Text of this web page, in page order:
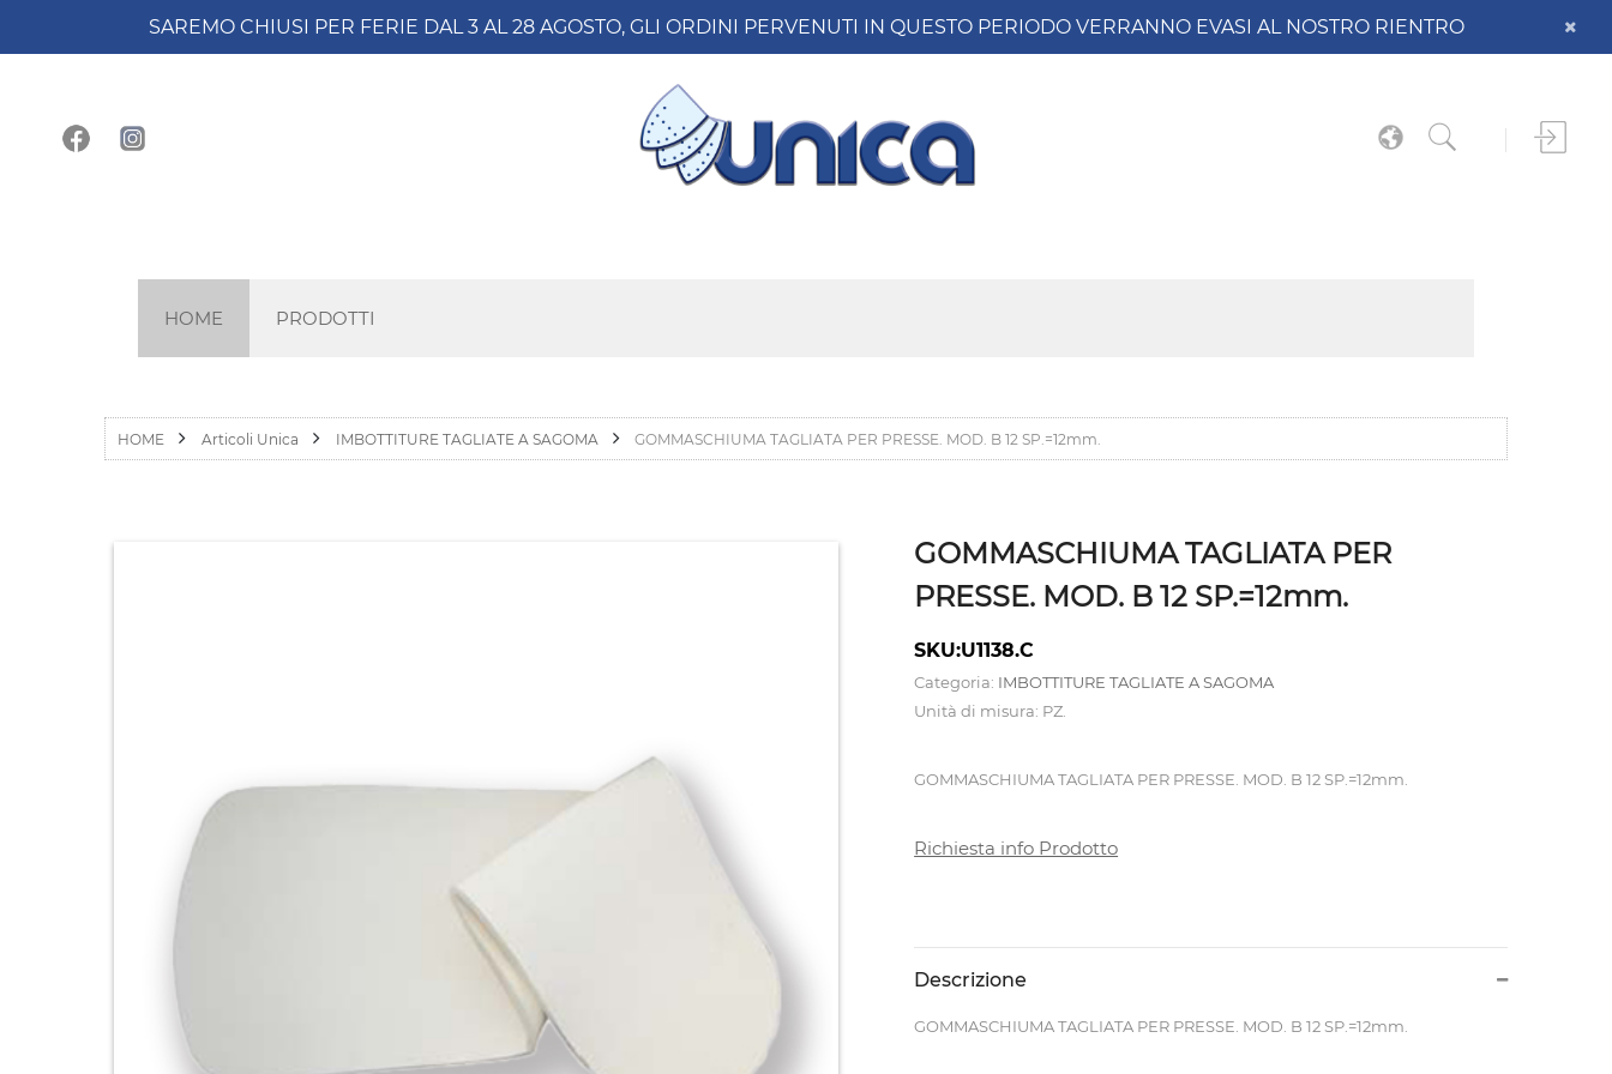
SAREMO CHIUSI PER FERIE DAL 3 AL 28 AGOSTO, GLI ORDINI PERVENUTI IN QUESTO PERIODO VERRANNO EVASI AL NOSTRO RIENTRO
HOME PRODOTTI
HOME Articoli Unica IMBOTTITURE TAGLIATE A SAGOMA GOMMASCHIUMA TAGLIATA PER PRESSE. MOD. B 12 SP.=12mm.
GOMMASCHIUMA TAGLIATA PER
PRESSE. MOD. B 12 SP.=12mm.
SKU:U1138.C
Categoria: IMBOTTITURE TAGLIATE A SAGOMA
Unità di misura: PZ.
GOMMASCHIUMA TAGLIATA PER PRESSE. MOD. B 12 SP.=12mm.
Richiesta info Prodotto
Descrizione
GOMMASCHIUMA TAGLIATA PER PRESSE. MOD. B 12 SP.=12mm.